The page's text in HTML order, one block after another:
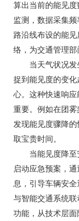
算出当前的能见
监测，数据采集
路沿线布设的能
络，为交通管理部
当天气状况
捉到能见度的变
心。这种快速响
重要。例如在团
发现能见度骤降
取宝贵时间。
当能见度降
启动应急预案，
息，引导车辆安
与智能交通系统
功能，从技术层面